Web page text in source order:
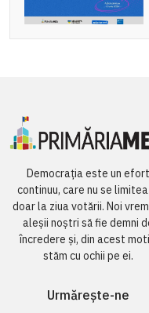
Democrația este un efort
continuu, care nu se
doar la ziua votării. Noi
aleșii noștri să fie demni
încredere și, din acest
stăm cu ochii pe ei.
Urmărește-ne